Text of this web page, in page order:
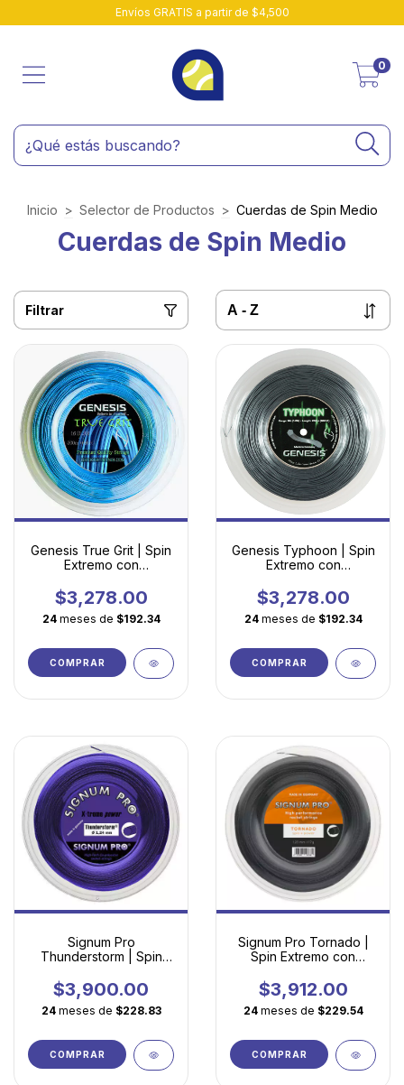
Envíos GRATIS a partir de $4,500
0
Inicio > Selector de Productos > Cuerdas de Spin Medio
Cuerdas de Spin Medio
Filtrar
Genesis True Grit | Spin
Extremo con
$3,278.00
24 meses de $192.34
COMPRAR
Genesis Typhoon | Spin
Extremo con
Torsionada
$3,278.00
24 meses de $192.34
COMPRAR
Signum Pro
Thunderstorm | Spin
Decagonal Torsionada
$3,900.00
24 meses de $228.83
COMPRAR
Signum Pro Tornado |
Spin Extremo con
Torsionada
$3,912.00
24 meses de $229.54
COMPRAR